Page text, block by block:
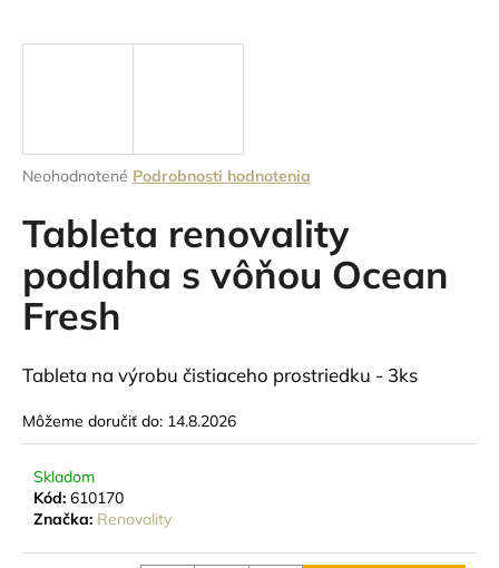
Priemerné
produktu
5
hviezdičiek.
Neohodnotené Podrobnosti hodnotenia
Tableta renovality
podlaha s vôňou Ocean
Fresh
Tableta na výrobu čistiaceho prostriedku - 3ks
Môžeme doručiť do: 14.8.2026
Skladom
Kód: 610170
Značka: Renovality
d
o
r
ú
a
m